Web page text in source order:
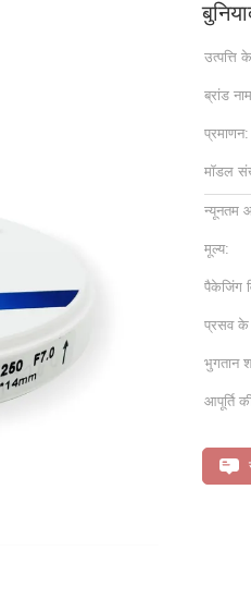
उत्पत्ति
ब्रांड
प्रमाणन:
मॉडल
न्यूनतम
मूल्य:
पैकेजिंग
प्रसव
भुगतान
आपूर्ति